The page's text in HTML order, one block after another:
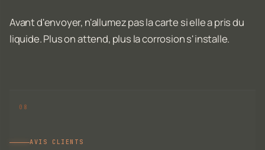
Avant d'envoyer, n'allumez pas la carte si elle a pris du
liquide. Plus on attend, plus la corrosion s'installe.
AVIS CLIENTS